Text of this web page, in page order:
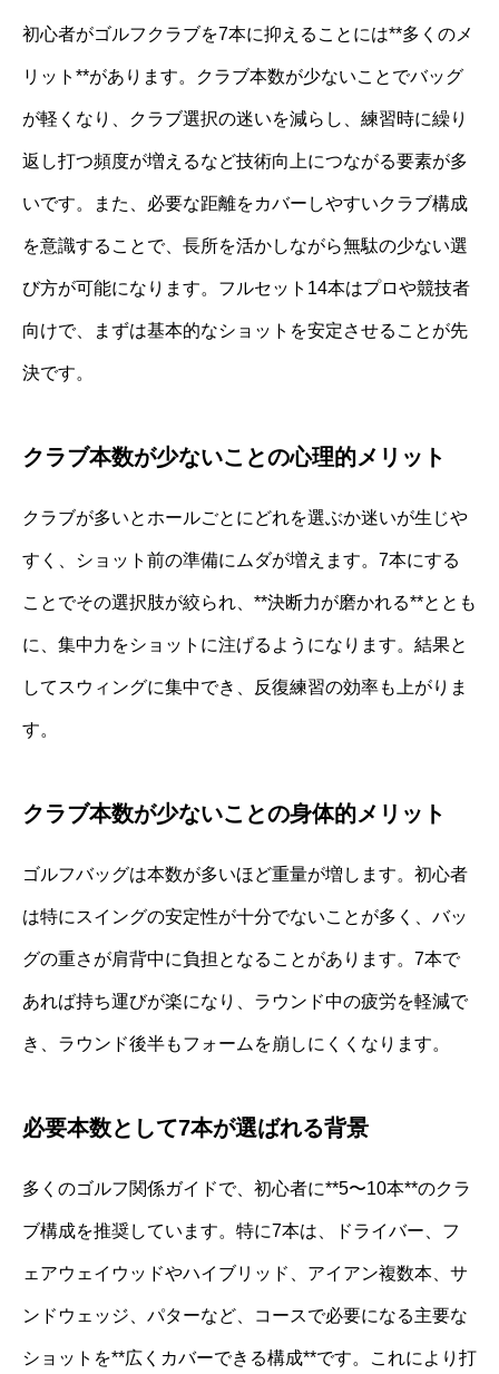
初心者がゴルフクラブを7本に抑えることには**多くのメ
リット**があります。クラブ本数が少ないことでバッグ
が軽くなり、クラブ選択の迷いを減らし、練習時に繰り
返し打つ頻度が増えるなど技術向上につながる要素が多
いです。また、必要な距離をカバーしやすいクラブ構成
を意識することで、長所を活かしながら無駄の少ない選
び方が可能になります。フルセット14本はプロや競技者
向けで、まずは基本的なショットを安定させることが先
決です。
クラブ本数が少ないことの心理的メリット
クラブが多いとホールごとにどれを選ぶか迷いが生じや
すく、ショット前の準備にムダが増えます。7本にする
ことでその選択肢が絞られ、**決断力が磨かれる**ととも
に、集中力をショットに注げるようになります。結果と
してスウィングに集中でき、反復練習の効率も上がりま
す。
クラブ本数が少ないことの身体的メリット
ゴルフバッグは本数が多いほど重量が増します。初心者
は特にスイングの安定性が十分でないことが多く、バッ
グの重さが肩背中に負担となることがあります。7本で
あれば持ち運びが楽になり、ラウンド中の疲労を軽減で
き、ラウンド後半もフォームを崩しにくくなります。
必要本数として7本が選ばれる背景
多くのゴルフ関係ガイドで、初心者に**5〜10本**のクラ
ブ構成を推奨しています。特に7本は、ドライバー、フ
ェアウェイウッドやハイブリッド、アイアン複数本、サ
ンドウェッジ、パターなど、コースで必要になる主要な
ショットを**広くカバーできる構成**です。これにより打